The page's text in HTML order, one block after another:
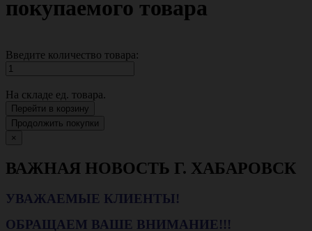
покупаемого товара
Введите количество товара:
На складе ед. товара.
Перейти в корзину
Продолжить покупки
×
ВАЖНАЯ НОВОСТЬ Г. ХАБАРОВСК
УВАЖАЕМЫЕ КЛИЕНТЫ!
ОБРАЩАЕМ ВАШЕ ВНИМАНИЕ!!!